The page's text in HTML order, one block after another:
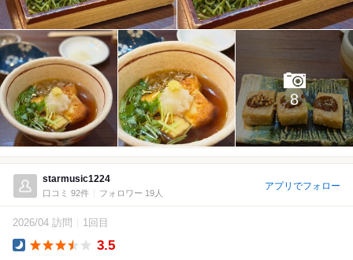
8
starmusic1224
口コミ 92件 フォロワー 19人
アプリでフォロー
2026/04 訪問 1回目
3.5